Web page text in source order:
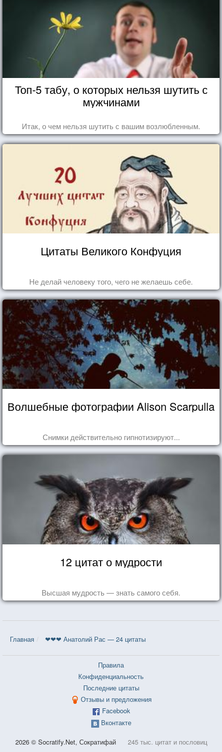
Топ-5 табу, о которых нельзя шутить с
мужчинами
Итак, о чем нельзя шутить с вашим возлюбленным.
Цитаты Великого Конфуция
Не делай человеку того, чего не желаешь себе.
Волшебные фотографии Alison Scarpulla
Снимки действительно гипнотизируют...
12 цитат о мудрости
Высшая мудрость — знать самого себя.
Главная ❤❤❤ Анатолий Рас — 24 цитаты
Правила
Конфиденциальность
Последние цитаты
Отзывы и предложения
Facebook
Вконтакте
2026 © Socratify.Net, Сократифай 245 тыс. цитат и пословиц